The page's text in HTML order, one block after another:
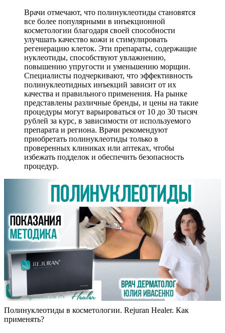
Врачи отмечают, что полинуклеотиды становятся
все более популярными в инъекционной
косметологии благодаря своей способности
улучшать качество кожи и стимулировать
регенерацию клеток. Эти препараты, содержащие
нуклеотиды, способствуют увлажнению,
повышению упругости и уменьшению морщин.
Специалисты подчеркивают, что эффективность
полинуклеотидных инъекций зависит от их
качества и правильного применения. На рынке
представлены различные бренды, и цены на такие
процедуры могут варьироваться от 10 до 30 тысяч
рублей за курс, в зависимости от используемого
препарата и региона. Врачи рекомендуют
приобретать полинуклеотиды только в
проверенных клиниках или аптеках, чтобы
избежать подделок и обеспечить безопасность
процедур.
Полинуклеотиды в косметологии. Rejuran Healer. Как
применять?